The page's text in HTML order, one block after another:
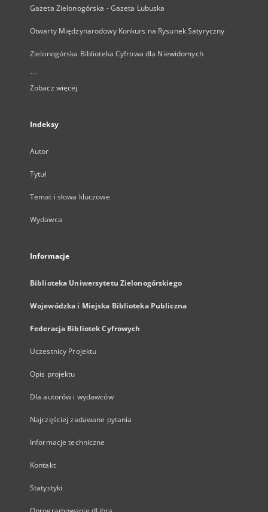
Gazeta Zielonogórska - Gazeta Lubuska
Otwarty Międzynarodowy Konkurs na Rysunek Satyryczny
Zielonogórska Biblioteka Cyfrowa dla Niewidomych
...
Zobacz więcej
Indeksy
Autor
Tytuł
Temat i słowa kluczowe
Wydawca
Informacje
Biblioteka Uniwersytetu Zielonogórskiego
Wojewódzka i Miejska Biblioteka Publiczna
Federacja Bibliotek Cyfrowych
Uczestnicy Projektu
Opis projektu
Dla autorów i wydawców
Najczęściej zadawane pytania
Informacje techniczne
Kontakt
Statystyki